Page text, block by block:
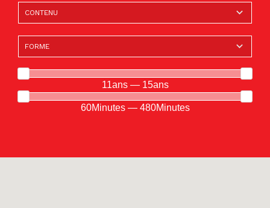
11ans — 15ans
60Minutes — 480Minutes